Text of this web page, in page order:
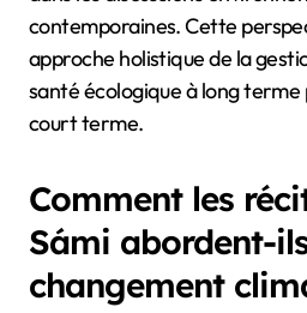
contemporaines. Cette
approche holistique de la
santé écologique à long terme
court terme.
Comment les
Sámi abordent-
changement